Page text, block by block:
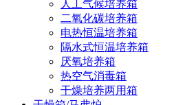
人工气候培养箱
二氧化碳培养箱
电热恒温培养箱
隔水式恒温培养箱
厌氧培养箱
热空气消毒箱
干燥培养两用箱